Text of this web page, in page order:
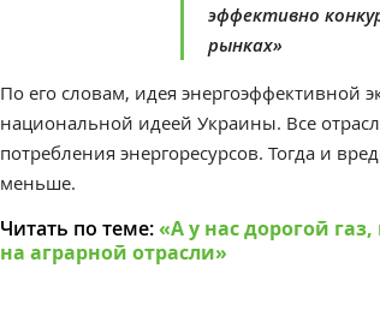
эффективно
рынках»
По его словам, идея энергоэффективной
национальной идеей Украины. Все
потребления энергоресурсов. Тогда и
меньше.
Читать по теме:«А у нас дорогой
на аграрной отрасли»